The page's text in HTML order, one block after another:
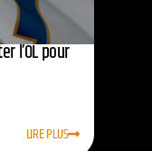
l’OL pour
LIRE PLUS